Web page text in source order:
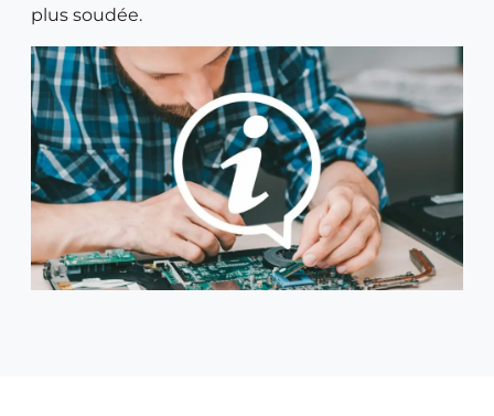
plus soudée.